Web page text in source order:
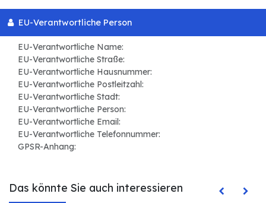
EU-Verantwortliche Person
EU-Verantwortliche Name:
EU-Verantwortliche Straße:
EU-Verantwortliche Hausnummer:
EU-Verantwortliche Postleitzahl:
EU-Verantwortliche Stadt:
EU-Verantwortliche Person:
EU-Verantwortliche Email:
EU-Verantwortliche Telefonnummer:
GPSR-Anhang:
Das könnte Sie auch interessieren